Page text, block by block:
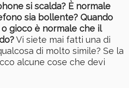
si scalda? È normale
sia bollente? Quando
gioco è normale che il
Vi siete mai fatti una di
di molto simile? Se la
alcune cose che devi